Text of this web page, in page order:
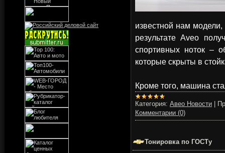
известной нам
результате Aveo
спортивных ноток –
которые скрыты в
Кроме того, машина
Категория: Авео Новости
Комментарии (0)
Тонировка по ГОСТу